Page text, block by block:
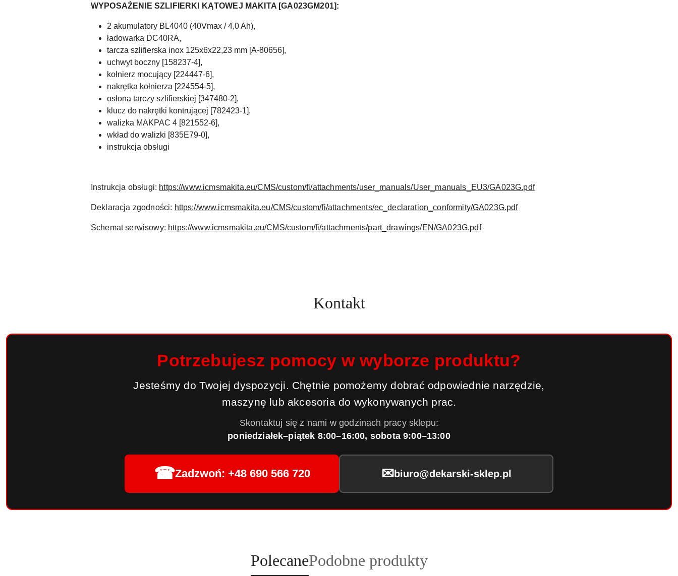
WYPOSAŻENIE SZLIFIERKI KĄTOWEJ MAKITA [GA023GM201]:
2 akumulatory BL4040 (40Vmax / 4,0 Ah),
ładowarka DC40RA,
tarcza szlifierska inox 125x6x22,23 mm [A-80656],
uchwyt boczny [158237-4],
kołnierz mocujący [224447-6],
nakrętka kołnierza [224554-5],
osłona tarczy szlifierskiej [347480-2],
klucz do nakrętki kontrującej [782423-1],
walizka MAKPAC 4 [821552-6],
wkład do walizki [835E79-0],
instrukcja obsługi
Instrukcja obsługi: https://www.icmsmakita.eu/CMS/custom/fi/attachments/user_manuals/User_manuals_EU3/GA023G.pdf
Deklaracja zgodności: https://www.icmsmakita.eu/CMS/custom/fi/attachments/ec_declaration_conformity/GA023G.pdf
Schemat serwisowy: https://www.icmsmakita.eu/CMS/custom/fi/attachments/part_drawings/EN/GA023G.pdf
Kontakt
Potrzebujesz pomocy w wyborze produktu?
Jesteśmy do Twojej dyspozycji. Chętnie pomożemy dobrać odpowiednie narzędzie,
maszynę lub akcesoria do wykonywanych prac.
Skontaktuj się z nami w godzinach pracy sklepu:
poniedziałek–piątek 8:00–16:00, sobota 9:00–13:00
☎Zadzwoń: +48 690 566 720 ✉ biuro@dekarski-sklep.pl
Produkty
PolecaneProdukty
Podobne produkty